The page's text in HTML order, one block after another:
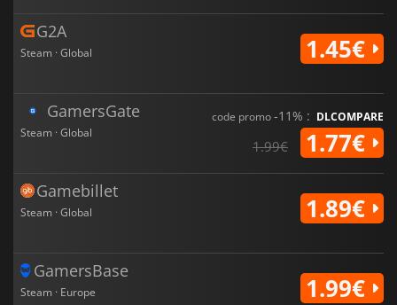
G2A
Steam · Global 1.45€
GamersGate
Steam · Global
code promo-11% : DLCOMPARE
1.99€ 1.77€
Gamebillet
Steam · Global 1.89€
GamersBase
Steam · Europe 1.99€